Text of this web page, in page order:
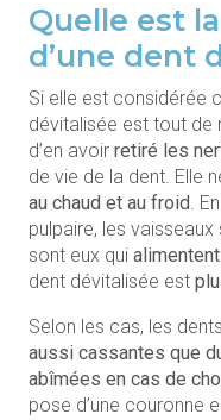
Quelle est
d’une dent
Si elle est considérée
dévitalisée est tout de
d’en avoir retiré les
de vie de la dent. Elle
au chaud et au froid.
pulpaire, les
sont eux qui
dent dévitalisée est
Selon les cas, les
aussi cassantes que
abîmées en cas de
pose d’une couronne